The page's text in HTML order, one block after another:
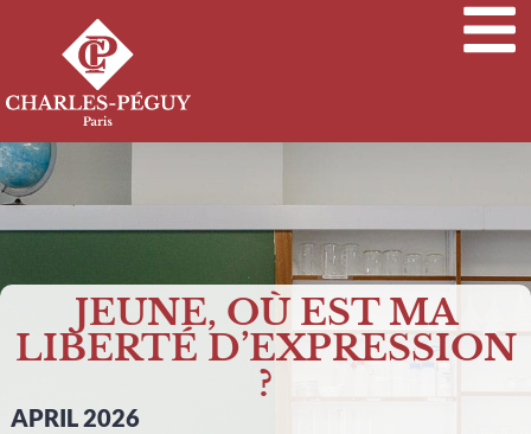
JEUNE, OÙ EST MA
LIBERTÉ D’EXPRESSION
?
APRIL 2026